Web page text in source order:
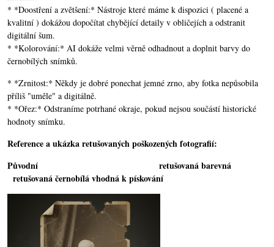
* *Doostření a zvětšení:* Nástroje které máme k dispozici ( placené a
kvalitní ) dokážou dopočítat chybějící detaily v obličejích a odstranit
digitální šum.
* *Kolorování:* AI dokáže velmi věrně odhadnout a doplnit barvy do
černobílých snímků.
* *Zrnitost:* Někdy je dobré ponechat jemné zrno, aby fotka nepůsobila
příliš "uměle" a digitálně.
* *Ořez:* Odstraníme potrhané okraje, pokud nejsou součástí historické
hodnoty snímku.
Reference a ukázka retušovaných poškozených fotografií:
Původní retušovaná barevná
retušovaná černobílá vhodná k pískování